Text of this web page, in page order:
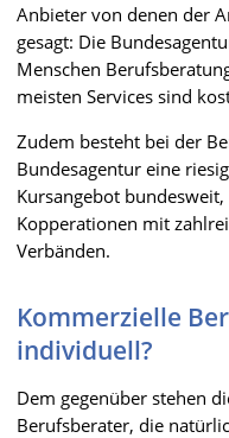
Anbieter von denen der
gesagt: Die
Menschen
meisten Services sind
Zudem besteht bei der
Bundesagentur eine
Kursangebot
Kopperationen mit
Verbänden.
Kommerzielle
individuell?
Dem gegenüber stehen
Berufsberater, die